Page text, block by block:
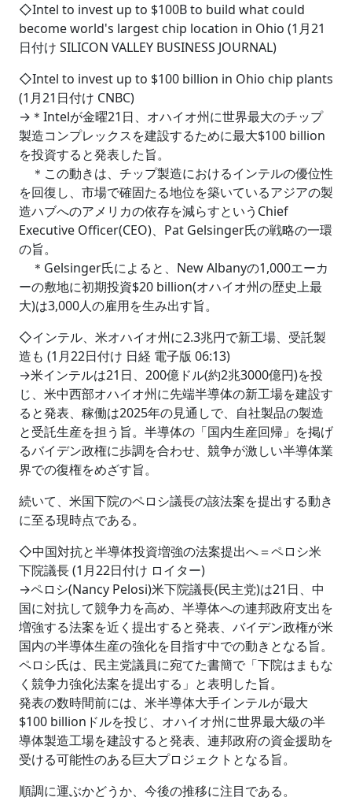
◇Intel to invest up to $100B to build what could
become world's largest chip location in Ohio (1月21
日付け SILICON VALLEY BUSINESS JOURNAL)
◇Intel to invest up to $100 billion in Ohio chip plants
(1月21日付け CNBC)
→＊Intelが金曜21日、オハイオ州に世界最大のチップ
製造コンプレックスを建設するために最大$100 billion
を投資すると発表した旨。
＊この動きは、チップ製造におけるインテルの優位性
を回復し、市場で確固たる地位を築いているアジアの製
造ハブへのアメリカの依存を減らすというChief
Executive Officer(CEO)、Pat Gelsinger氏の戦略の一環
の旨。
＊Gelsinger氏によると、New Albanyの1,000エーカ
ーの敷地に初期投資$20 billion(オハイオ州の歴史上最
大)は3,000人の雇用を生み出す旨。
◇インテル、米オハイオ州に2.3兆円で新工場、受託製
造も (1月22日付け 日経 電子版 06:13)
→米インテルは21日、200億ドル(約2兆3000億円)を投
じ、米中西部オハイオ州に先端半導体の新工場を建設す
ると発表、稼働は2025年の見通しで、自社製品の製造
と受託生産を担う旨。半導体の「国内生産回帰」を掲げ
るバイデン政権に歩調を合わせ、競争が激しい半導体業
界での復権をめざす旨。
続いて、米国下院のペロシ議長の該法案を提出する動き
に至る現時点である。
◇中国対抗と半導体投資増強の法案提出へ＝ペロシ米
下院議長 (1月22日付け ロイター)
→ペロシ(Nancy Pelosi)米下院議長(民主党)は21日、中
国に対抗して競争力を高め、半導体への連邦政府支出を
増強する法案を近く提出すると発表、バイデン政権が米
国内の半導体生産の強化を目指す中での動きとなる旨。
ペロシ氏は、民主党議員に宛てた書簡で「下院はまもな
く競争力強化法案を提出する」と表明した旨。
発表の数時間前には、米半導体大手インテルが最大
$100 billionドルを投じ、オハイオ州に世界最大級の半
導体製造工場を建設すると発表、連邦政府の資金援助を
受ける可能性のある巨大プロジェクトとなる旨。
順調に運ぶかどうか、今後の推移に注目である。